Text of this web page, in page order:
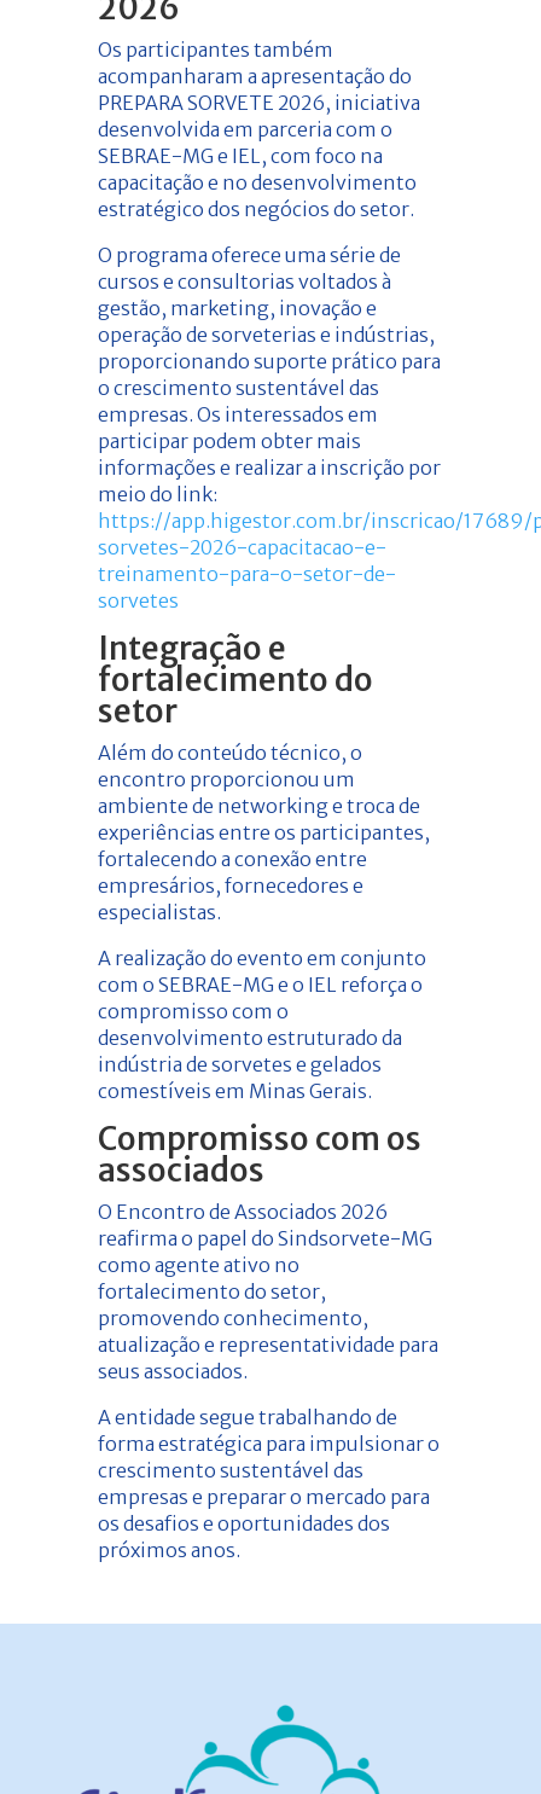
Os participantes também
acompanharam a apresentação do
PREPARA SORVETE 2026, iniciativa
desenvolvida em parceria com o
SEBRAE-MG e IEL, com foco na
capacitação e no desenvolvimento
estratégico dos negócios do setor.
O programa oferece uma série de
cursos e consultorias voltados à
gestão, marketing, inovação e
operação de sorveterias e indústrias,
proporcionando suporte prático para
o crescimento sustentável das
empresas. Os interessados em
participar podem obter mais
informações e realizar a inscrição por
meio do link:
https://app.higestor.com.br/inscricao/17689/
sorvetes-2026-capacitacao-e-
treinamento-para-o-setor-de-
sorvetes
Integração e
fortalecimento do
setor
Além do conteúdo técnico, o
encontro proporcionou um
ambiente de networking e troca de
experiências entre os participantes,
fortalecendo a conexão entre
empresários, fornecedores e
especialistas.
A realização do evento em conjunto
com o SEBRAE-MG e o IEL reforça o
compromisso com o
desenvolvimento estruturado da
indústria de sorvetes e gelados
comestíveis em Minas Gerais.
Compromisso com os
associados
O Encontro de Associados 2026
reafirma o papel do Sindsorvete-MG
como agente ativo no
fortalecimento do setor,
promovendo conhecimento,
atualização e representatividade para
seus associados.
A entidade segue trabalhando de
forma estratégica para impulsionar o
crescimento sustentável das
empresas e preparar o mercado para
os desafios e oportunidades dos
próximos anos.